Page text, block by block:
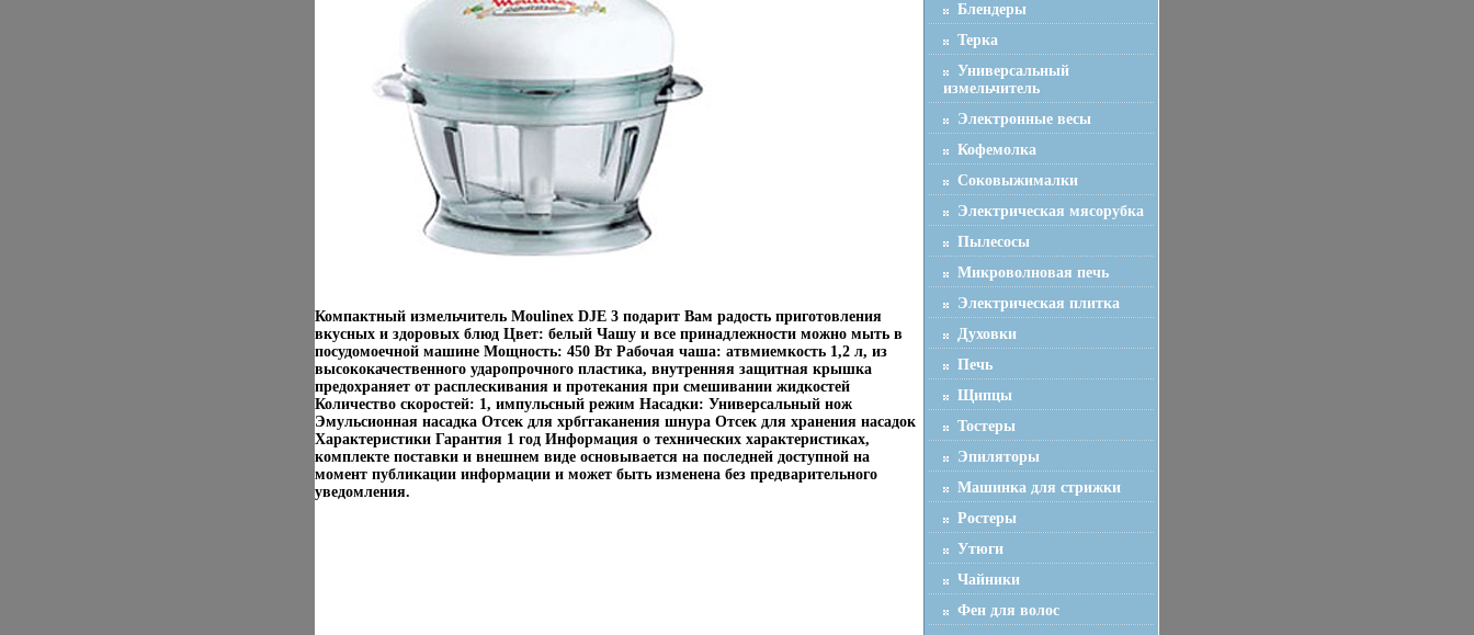
Компактный измельчитель Moulinex DJE 3 подарит Вам радость приготовления
вкусных и здоровых блюд Цвет: белый Чашу и все принадлежности можно мыть в
посудомоечной машине Мощность: 450 Вт Рабочая чаша: атвмиемкость 1,2 л, из
высококачественного ударопрочного пластика, внутренняя защитная крышка
предохраняет от расплескивания и протекания при смешивании жидкостей
Количество скоростей: 1, импульсный режим Насадки: Универсальный нож
Эмульсионная насадка Отсек для хрбггаканения шнура Отсек для хранения насадок
Характеристики Гарантия 1 год Информация о технических характеристиках,
комплекте поставки и внешнем виде основывается на последней доступной на
момент публикации информации и может быть изменена без предварительного
уведомления.
Блендеры
Терка
Универсальный
измельчитель
Электронные весы
Кофемолка
Соковыжималки
Электрическая мясорубка
Пылесосы
Микроволновая печь
Электрическая плитка
Духовки
Печь
Щипцы
Тостеры
Эпиляторы
Машинка для стрижки
Ростеры
Утюги
Чайники
Фен для волос